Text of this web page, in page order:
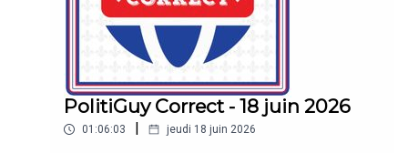
PolitiGuy Correct - 18 juin 2026
01:06:03 jeudi 18 juin 2026